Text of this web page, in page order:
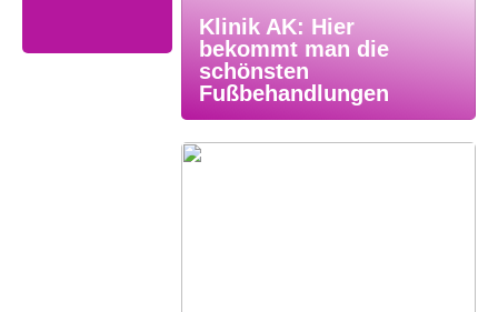
Klinik AK: Hier
bekommt man die
schönsten
Fußbehandlungen